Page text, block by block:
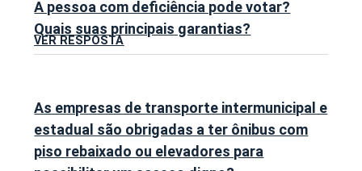
A pessoa com deficiência pode votar?
Quais suas principais garantias?
VER RESPOSTA
As empresas de transporte intermunicipal e
estadual são obrigadas a ter ônibus com
piso rebaixado ou elevadores para